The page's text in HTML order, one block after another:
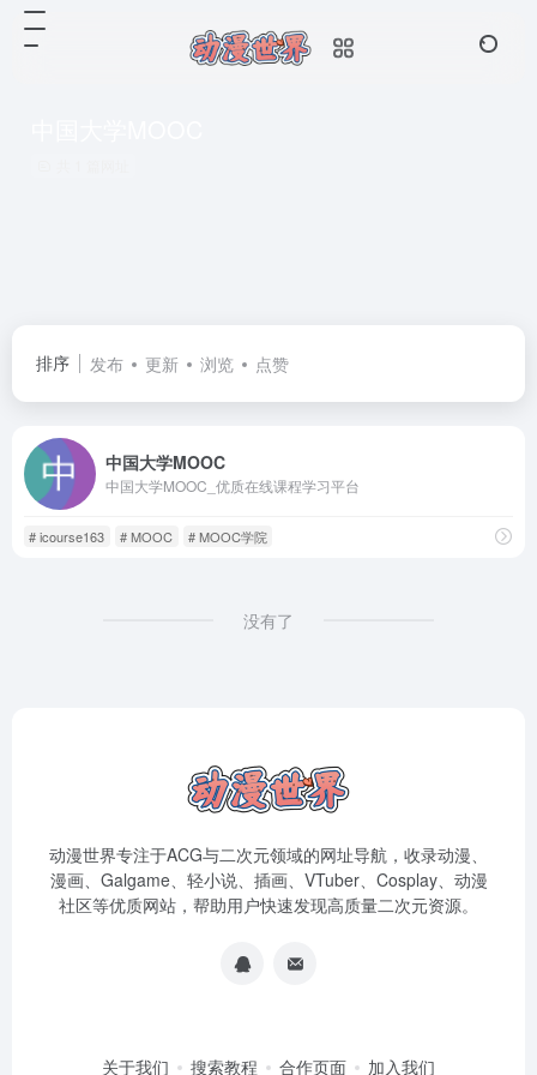
排序 发布 更新 浏览 点赞
中国大学MOOC
中国大学MOOC_优质在线课程学习平台
# icourse163 # MOOC # MOOC学院
没有了
动漫世界专注于ACG与二次元领域的网址导航，收录动漫、
漫画、Galgame、轻小说、插画、VTuber、Cosplay、动漫
社区等优质网站，帮助用户快速发现高质量二次元资源。
关于我们 搜索教程 合作页面 加入我们